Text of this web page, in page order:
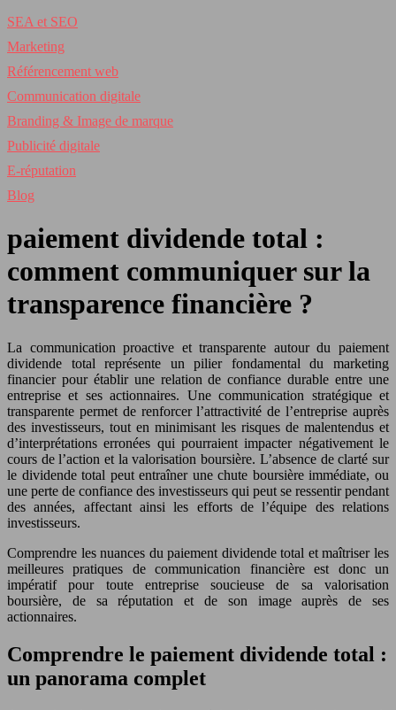
SEA et SEO
Marketing
Référencement web
Communication digitale
Branding & Image de marque
Publicité digitale
E-réputation
Blog
paiement dividende total :
comment communiquer sur la
transparence financière ?
La communication proactive et transparente autour du paiement
dividende total représente un pilier fondamental du marketing
financier pour établir une relation de confiance durable entre une
entreprise et ses actionnaires. Une communication stratégique et
transparente permet de renforcer l’attractivité de l’entreprise auprès
des investisseurs, tout en minimisant les risques de malentendus et
d’interprétations erronées qui pourraient impacter négativement le
cours de l’action et la valorisation boursière. L’absence de clarté sur
le dividende total peut entraîner une chute boursière immédiate, ou
une perte de confiance des investisseurs qui peut se ressentir pendant
des années, affectant ainsi les efforts de l’équipe des relations
investisseurs.
Comprendre les nuances du paiement dividende total et maîtriser les
meilleures pratiques de communication financière est donc un
impératif pour toute entreprise soucieuse de sa valorisation
boursière, de sa réputation et de son image auprès de ses
actionnaires.
Comprendre le paiement dividende total :
un panorama complet